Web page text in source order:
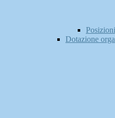
Dotazione